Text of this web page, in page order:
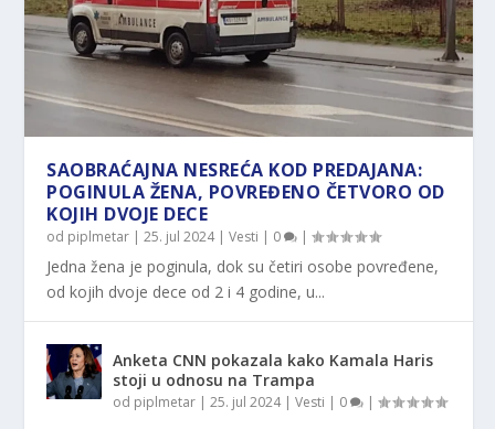
SAOBRAĆAJNA NESREĆA KOD PREDAJANA:
POGINULA ŽENA, POVREĐENO ČETVORO OD
KOJIH DVOJE DECE
od piplmetar |25. jul 2024|Vesti | 0 |
Jedna žena je poginula, dok su četiri osobe povređene,
od kojih dvoje dece od 2 i 4 godine, u...
Anketa CNN pokazala kako Kamala Haris
stoji u odnosu na Trampa
od piplmetar |25. jul 2024|Vesti | 0 |